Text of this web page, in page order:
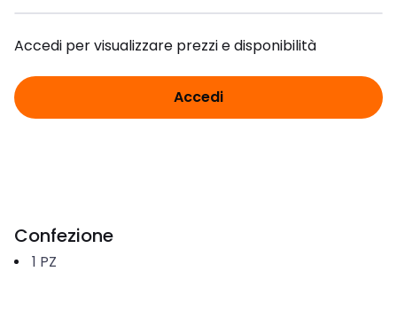
Accedi per visualizzare prezzi e disponibilità
Accedi
Confezione
1 PZ